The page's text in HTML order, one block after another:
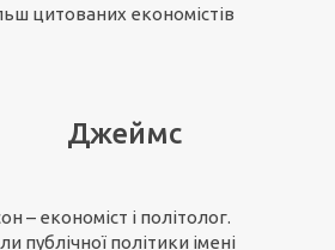
цитованих економістів
Джеймс
– економіст і політолог.
публічної політики імені